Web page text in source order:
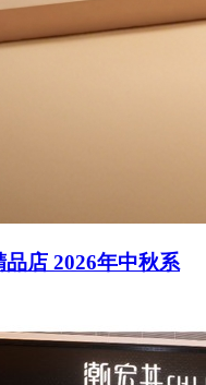
店 2026年中秋系